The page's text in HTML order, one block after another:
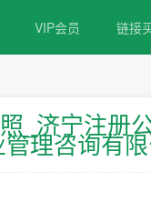
VIP会员 链接
_济宁注册
理咨询有